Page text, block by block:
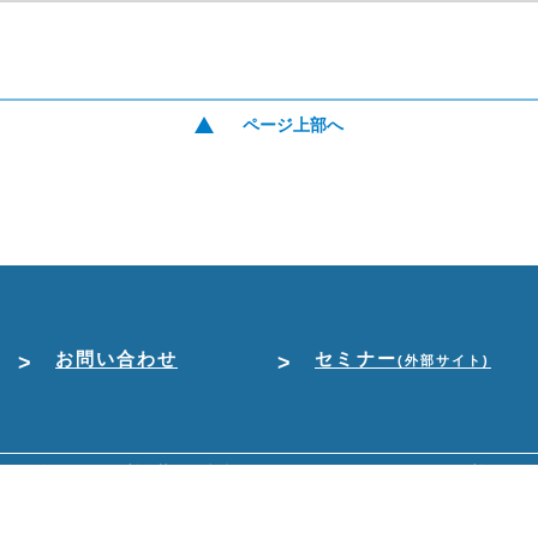
ページ上部へ
お問い合わせ セミナー(外部サイト)